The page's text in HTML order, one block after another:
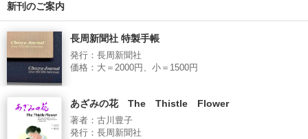
新刊のご案内
長周新聞社 特製手帳
発行：長周新聞社
価格：大＝2000円、小＝1500円
あざみの花 The Thistle Flower
著者：古川豊子
発行：長周新聞社